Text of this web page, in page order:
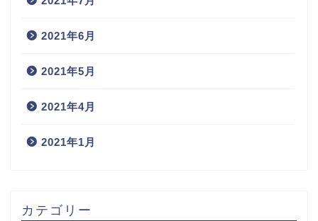
2021年6月
2021年5月
2021年4月
2021年1月
カテゴリー